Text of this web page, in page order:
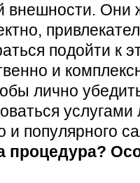
внешности. Они
подойти к
и
лично
услугами
и популярного
процедура?